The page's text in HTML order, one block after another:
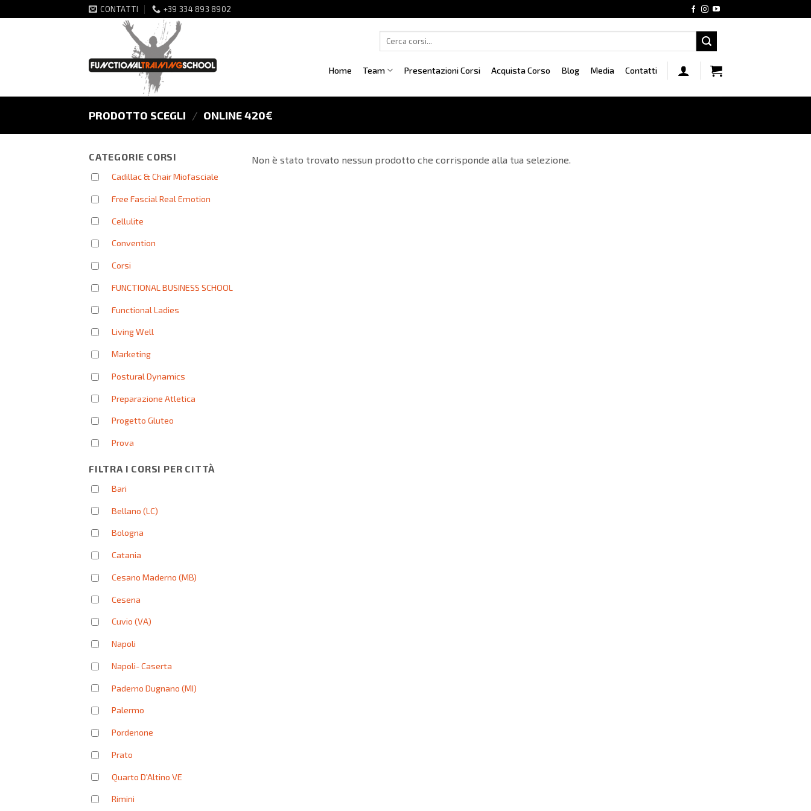
ai
CONTATTI +39 334 893 8902
Home Team Presentazioni Corsi Acquista Corso Blog Media Contatti
PRODOTTO SCEGLI / ONLINE 420€
CATEGORIE CORSI
Cadillac & Chair Miofasciale
Free Fascial Real Emotion
Cellulite
Convention
Corsi
FUNCTIONAL BUSINESS SCHOOL
Functional Ladies
Living Well
Marketing
Postural Dynamics
Preparazione Atletica
Progetto Gluteo
Prova
FILTRA I CORSI PER CITTÀ
Bari
Bellano (LC)
Bologna
Catania
Cesano Maderno (MB)
Cesena
Cuvio (VA)
Napoli
Napoli- Caserta
Paderno Dugnano (MI)
Palermo
Pordenone
Prato
Quarto D'Altino VE
Rimini
Non è stato trovato nessun prodotto che corrisponde alla tua selezione.